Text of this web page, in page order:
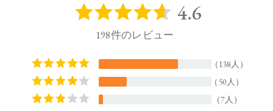
維）、バラ花びら抽出物、プランタゴ・オバタ末、黒胡椒抽
出物（ももを含む）、パイナップル果実抽出物、植物性油脂
ン、香料、ビタミンB12
【特定原材料】